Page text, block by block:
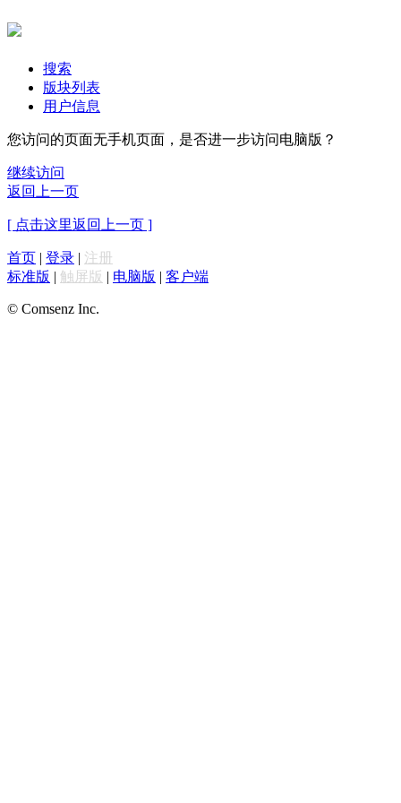
搜索
版块列表
用户信息
您访问的页面无手机页面，是否进一步访问电脑版？
继续访问
返回上一页
[ 点击这里返回上一页 ]
首页 | 登录 | 注册
标准版 | 触屏版 | 电脑版 | 客户端
© Comsenz Inc.